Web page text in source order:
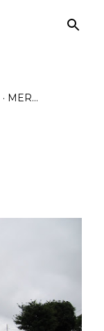
MER…